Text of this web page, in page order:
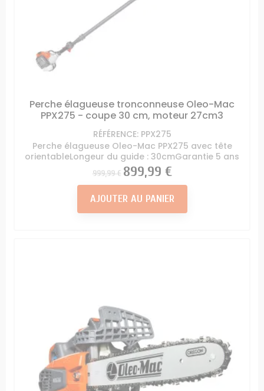
Perche élagueuse tronconneuse Oleo-Mac
PPX275 - coupe 30 cm, moteur 27cm3
RÉFÉRENCE: PPX275
Perche élagueuse Oleo-Mac PPX275 avec tête
orientableLongeur du guide : 30cmGarantie 5 ans
Prix
999,99 € Prix
899,99 €
AJOUTER AU PANIER